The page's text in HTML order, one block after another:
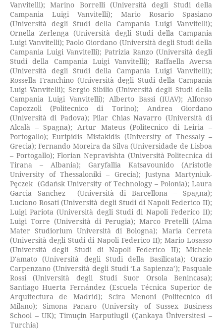
Vanvitelli); Marino Borrelli (Università degli Studi della
Campania Luigi Vanvitelli); Mario Rosario Spasiano
(Università degli Studi della Campania Luigi Vanvitelli);
Ornella Zerlenga (Università degli Studi della Campania
Luigi Vanvitelli); Paolo Giordano (Università degli Studi della
Campania Luigi Vanvitelli); Patrizia Ranzo (Università degli
Studi della Campania Luigi Vanvitelli); Raffaella Aversa
(Università degli Studi della Campania Luigi Vanvitelli);
Rossella Franchino (Università degli Studi della Campania
Luigi Vanvitelli); Sergio Sibilio (Università degli Studi della
Campania Luigi Vanvitelli); Alberto Bassi (IUAV); Alfonso
Capozzoli (Politecnico di Torino); Andrea Giordano
(Università di Padova); Pilar Chìas Navarro (Università di
Alcalà – Spagna); Artur Mateus (Politecnico di Leiria –
Portogallo); Euripidis Mistakidis (University of Thessaly –
Grecia); Fernando Moreira da Silva (Universidade de Lisboa
– Portogallo); Florian Nepravishta (Università Politecnica di
Tirana – Albania); Garyfallia Katsavounido (Aristotle
University of Thessaloniki – Grecia); Justyna Martyniuk-
Pęczek (Gdańsk University of Technology – Polonia); Laura
Garcia Sanchez (Università di Barcellona – Spagna);
Luciano Rosati (Università degli Studi di Napoli Federico II);
Luigi Pariota (Università degli Studi di Napoli Federico II);
Luigi Torre (Università di Perugia); Marco Pretelli (Alma
Mater Studiorium Università di Bologna); Maria Cerreta
(Università degli Studi di Napoli Federico II); Mario Losasso
(Università degli Studi di Napoli Federico II); Michele
D'amato (Università degli Studi della Basilicata); Orazio
Carpenzano (Università degli Studi ‘La Sapienza’); Pasquale
Rossi (Università degli Studi Suor Orsola Benincasa);
Santiago Huerta Fernández (Escuela Técnica Superior de
Arquitectura de Madrid); Scira Menoni (Politecnico di
Milano); Simona Panaro (University of Sussex Business
School – UK); Timuçin Harputlugil (Çankaya Üniversitesi –
Turchia)